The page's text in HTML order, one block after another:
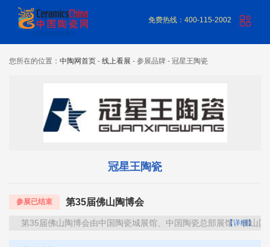
免费热线：400-115-2002
您所在的位置： 中陶网首页 - 线上看展 - 参展品牌 - 冠星王陶瓷
冠星王陶瓷
参展已结束 第35届佛山陶博会
第35届佛山陶博会由中国陶瓷城展馆、中国陶瓷总部展馆、佛山
【详细】